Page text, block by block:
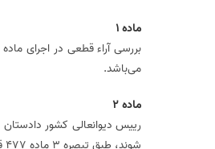
ماده 1
می‌باشد.
ماده 2
رییس دیوانعالی کشور